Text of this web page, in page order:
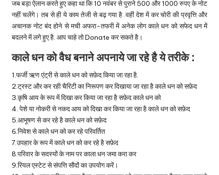
जब बड़ा ऐलान करते हुए कहा था कि 10 नवंबर से पुराने 500 और 1000 रुपए के नोट
नहीं चलेंगे। तब से ही ये काम तेजी से बढ़ गया है .वहीं देश में कर चोरी की प्रवृत्ति और
अचानक नोट बंद होने से मची अफरा-तफरी में अनेक लोग काले धन को सफेद धन में
बदलने में लगे हुए है. आप चाहे तो Donate कर सकते है।
काले धन को वैध बनाने अपनाये जा रहे है ये तरीके :
1.फर्जी ऋण एंट्री से काले धन को सफ़ेद किया जा रहा है.
2.ट्रस्ट और कर रही चैरिटी का निरूपण कर दिखाया जा रहा है काले धन को सफ़ेद
3.कृषि आय के रूप में दिखा कर किया जा रहा है सफ़ेद काले धन को
4. पेशे या नोकरी से नकद आय को दिखा कर किया जा रहा है काले धन को सफ़ेद
5.आभूषण से कर रहे है काले धन को सफ़ेद
6.निवेश से काले धन को कर रहे परिवर्तित
7.उपहार के रूप में काले धन को कर रहे है सफ़ेद
8.परिवार के सदस्यों के नाम पर काला धन जमा करा कर
9.रियल एस्टेट से संपत्ति सौदों का उपयोग करें।